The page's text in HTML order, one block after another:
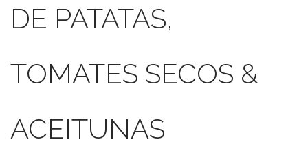
DE PATATAS,
TOMATES SECOS &
ACEITUNAS